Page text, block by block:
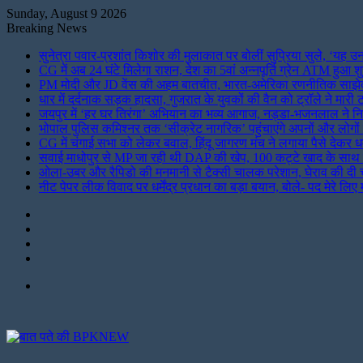
Sunday, August 9 2026
Breaking News
सुनेत्रा पवार-प्रशांत किशोर की मुलाकात पर बोलीं सुप्रिया सुले, ‘यह
CG में अब 24 घंटे मिलेगा राशन, देश का 5वां अन्नपूर्ति ग्रेन ATM हुआ
PM मोदी और JD वेंस की अहम बातचीत, भारत-अमेरिका रणनीतिक
धार में दर्दनाक सड़क हादसा, गुजरात के युवकों की वैन को ट्रॉले ने मारी
जयपुर में ‘हर घर तिरंगा’ अभियान का भव्य आगाज, नड्डा-भजनलाल ने
भोपाल पुलिस कमिश्नर तक ‘सीक्रेट नागरिक’ पहुंचाएंगे अपनों और
CG में चंगाई सभा को लेकर बवाल, हिंदू जागरण मंच ने लगाया पैसे देकर
सवाई माधोपुर से MP जा रही थी DAP की खेप, 100 कट्टे खाद के
ओला-उबर और रैपिडो की मनमानी से टैक्सी चालक परेशान, घेराव की दी
नीट पेपर लीक विवाद पर धर्मेंद्र प्रधान का बड़ा बयान, बोले- पद मेरे लिए